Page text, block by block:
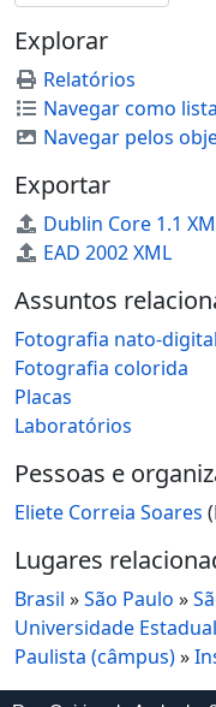
Explorar
Relatórios
Navegar como lista
Navegar pelos
Exportar
Dublin Core 1.1
EAD 2002 XML
Assuntos
Fotografia nato-digital
Fotografia colorida
Placas
Laboratórios
Pessoas e
Eliete Correia Soares
Lugares
Brasil »São Paulo »
Universidade
Paulista (câmpus)»